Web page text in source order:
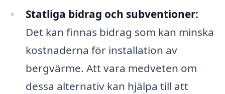
Statliga bidrag och subventioner:
Det kan finnas bidrag som kan minska
kostnaderna för installation av
bergvärme. Att vara medveten om
dessa alternativ kan hjälpa till att